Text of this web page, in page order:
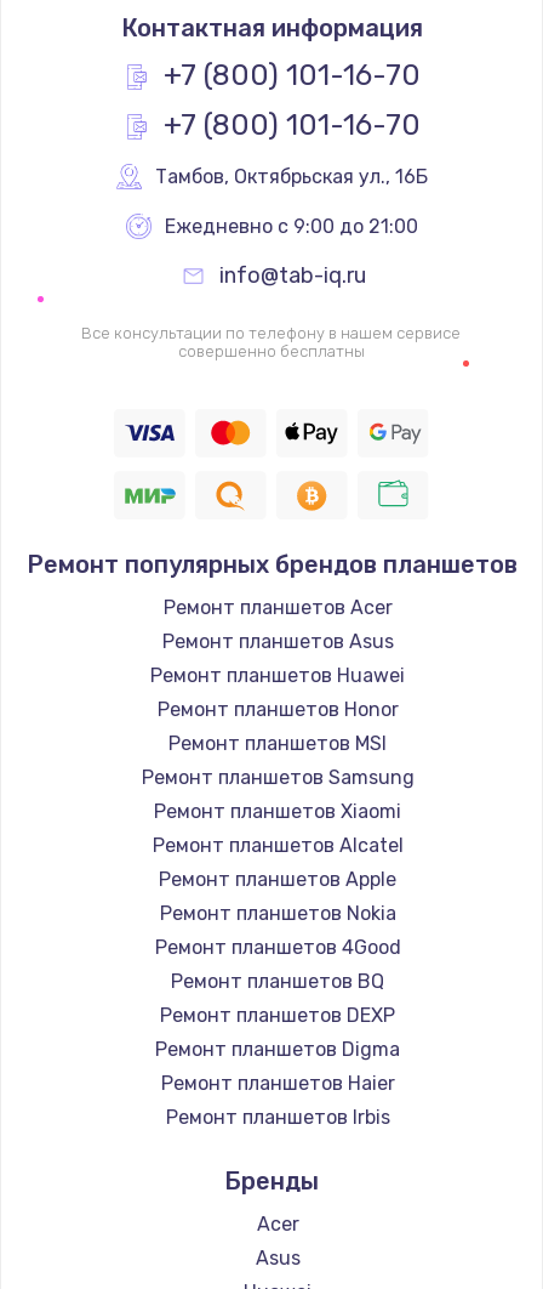
2300 руб.
Заказать
Замена вебкамеры
1340 руб.
Заказать
Ремонт петель крышки
Заказать
Настройка Wi-Fi
Заказать
Замена шим-контроллера
3900 руб.
Заказать
1200 руб.
Заказать
Установка драйверов
950 руб.
Заказать
Замена жесткого диска
1000 руб.
Заказать
Чистка от пыли
Заказать
Настройка ОС
Контактная информация
+7 (800) 101-16-70
+7 (800) 101-16-70
Тамбов, Октябрьская ул., 16Б
Ежедневно с 9:00 до 21:00
info@tab-iq.ru
Все консультации по телефону в нашем сервисе
совершенно бесплатны
Ремонт популярных брендов планшетов
Ремонт планшетов Acer
Ремонт планшетов Asus
Ремонт планшетов Huawei
Ремонт планшетов Honor
Ремонт планшетов MSI
Ремонт планшетов Samsung
Ремонт планшетов Xiaomi
Ремонт планшетов Alcatel
Ремонт планшетов Apple
Ремонт планшетов Nokia
Ремонт планшетов 4Good
Ремонт планшетов BQ
Ремонт планшетов DEXP
Ремонт планшетов Digma
Ремонт планшетов Haier
Ремонт планшетов Irbis
Ремонт планшетов Microsoft
Ремонт планшетов BlackView
Ремонт планшетов Amazon
Бренды
Acer
Asus